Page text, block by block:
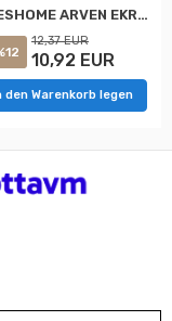
NİVEMESHOME ARVEN EKRU 45X45 DOLGULU KIRLENT KILIFI
12,37 EUR
10,92 EUR
den Warenkorb legen